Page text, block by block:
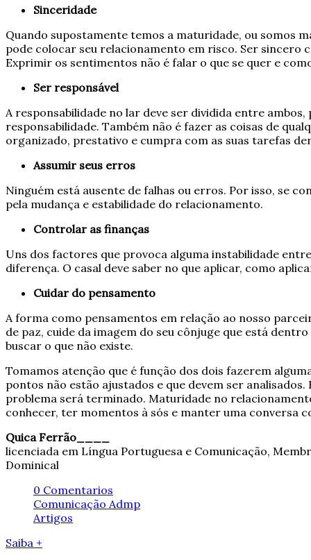
Sinceridade
Quando supostamente temos a maturidade, ou somos
pode colocar seu relacionamento em risco. Ser sincero
Exprimir os sentimentos não é falar o que se quer e
Ser responsável
A responsabilidade no lar deve ser dividida entre
responsabilidade. Também não é fazer as coisas de
organizado, prestativo e cumpra com as suas tarefas
Assumir seus erros
Ninguém está ausente de falhas ou erros. Por isso, se
pela mudança e estabilidade do relacionamento.
Controlar as finanças
Uns dos factores que provoca alguma instabilidade
diferença. O casal deve saber no que aplicar, como
Cuidar do pensamento
A forma como pensamentos em relação ao nosso
de paz, cuide da imagem do seu cônjuge que está
buscar o que não existe.
Tomamos atenção que é função dos dois fazerem
pontos não estão ajustados e que devem ser
problema será terminado. Maturidade no
conhecer, ter momentos à sós e manter uma conversa
Quica Ferrão____
licenciada em Língua Portuguesa e Comunicação,
Dominical
0 Comentarios
Comunicação Admp
Artigos
Saiba +